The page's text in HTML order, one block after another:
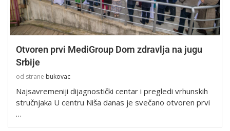
Otvoren prvi MediGroup Dom zdravlja na jugu
Srbije
od strane bukovac
Najsavremeniji dijagnostički centar i pregledi vrhunskih
stručnjaka U centru Niša danas je svečano otvoren prvi
…